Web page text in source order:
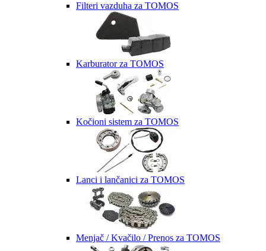
Filteri vazduha za TOMOS
Karburator za TOMOS
Kočioni sistem za TOMOS
Lanci i lančanici za TOMOS
Menjač / Kvačilo / Prenos za TOMOS